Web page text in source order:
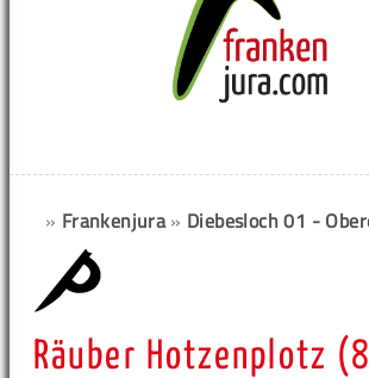
» Frankenjura» Diebesloch 01 -
Räuber Hotzenplotz